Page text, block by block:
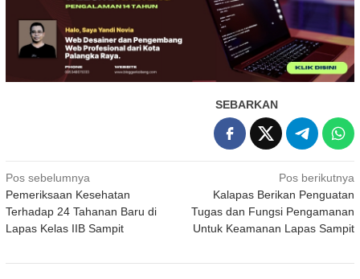
SEBARKAN
Navigasi
pos
Pos sebelumnya
Pemeriksaan Kesehatan
Terhadap 24 Tahanan Baru di
Lapas Kelas IIB Sampit
Pos berikutnya
Kalapas Berikan Penguatan
Tugas dan Fungsi Pengamanan
Untuk Keamanan Lapas Sampit